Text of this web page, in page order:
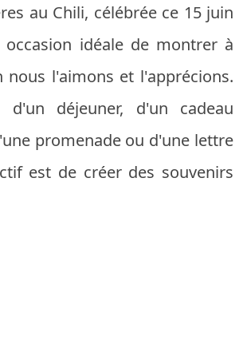
au Chili, célébrée ce 15 juin
occasion idéale de montrer à
nous l'aimons et l'apprécions.
d'un déjeuner, d'un cadeau
promenade ou d'une lettre
est de créer des souvenirs